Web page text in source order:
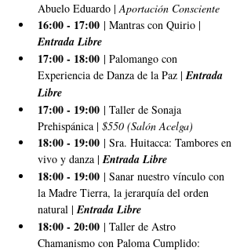
Abuelo Eduardo | Aportación Consciente
16:00 - 17:00 | Mantras con Quirio |
Entrada Libre
17:00 - 18:00 | Palomango con
Experiencia de Danza de la Paz | Entrada
Libre
17:00 - 19:00 | Taller de Sonaja
Prehispánica | $550 (Salón Acelga)
18:00 - 19:00 | Sra. Huitacca: Tambores en
vivo y danza | Entrada Libre
18:00 - 19:00 | Sanar nuestro vínculo con
la Madre Tierra, la jerarquía del orden
natural | Entrada Libre
18:00 - 20:00 | Taller de Astro
Chamanismo con Paloma Cumplido: